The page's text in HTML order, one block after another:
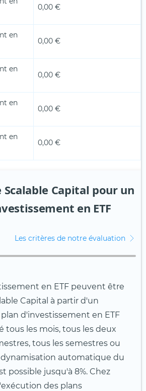
0,00 €
en
0,00 €
en
0,00 €
en
0,00 €
en
0,00 €
Scalable Capital pour un
en ETF
Les critères de notre évaluation
en ETF peuvent être
Capital à partir d'un
d'investissement en ETF
tous les mois, tous les deux
tous les semestres ou
dynamisation automatique du
possible jusqu'à 8%. Chez
des plans